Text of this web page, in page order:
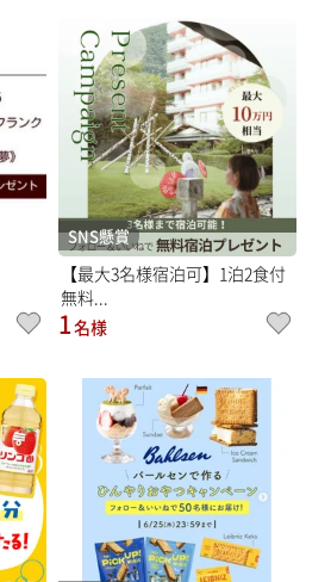
SNS懸賞
【最大3名様宿泊可】1泊2食付
無料...
1名様